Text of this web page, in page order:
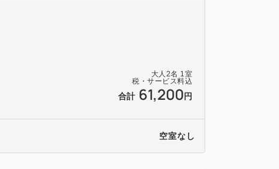
大人 2名 1室
税・サービス料込
合計 61,200 円
空室なし